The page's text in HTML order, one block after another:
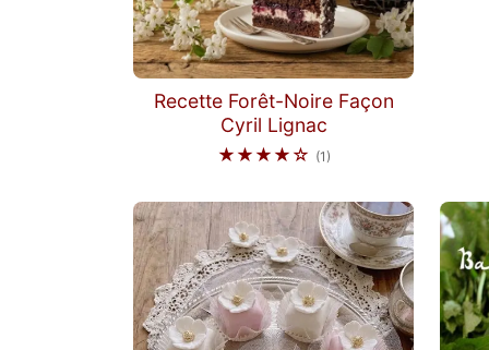
Recette Forêt-Noire Façon
Cyril Lignac
★★★★☆ (1)